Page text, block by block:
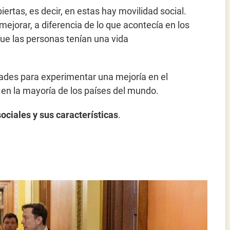
es decir, en estas hay movilidad social.
a diferencia de lo que acontecía en los
las personas tenían una vida
para experimentar una mejoría en el
la mayoría de los países del mundo.
y sus características.